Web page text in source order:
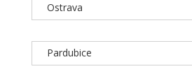
Ostrava
Pardubice